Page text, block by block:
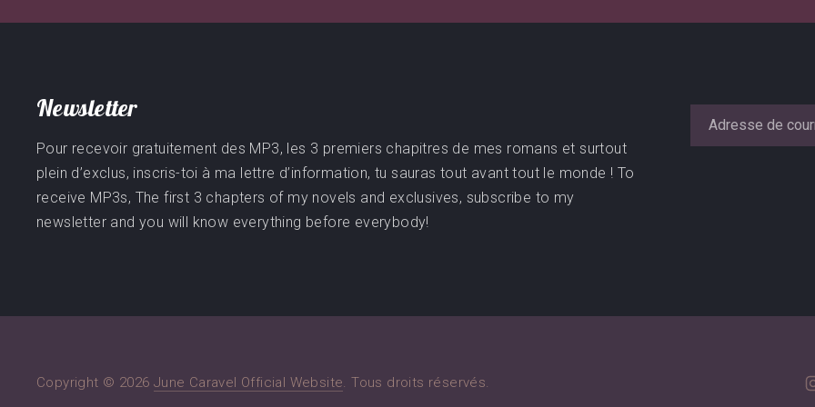
Newsletter
Pour recevoir gratuitement des MP3, les 3 premiers chapitres de mes romans et surtout
plein d’exclus, inscris-toi à ma lettre d’information, tu sauras tout avant tout le monde ! To
receive MP3s, The first 3 chapters of my novels and exclusives, subscribe to my
newsletter and you will know everything before everybody!
Copyright © 2026 June Caravel Official Website. Tous droits réservés.